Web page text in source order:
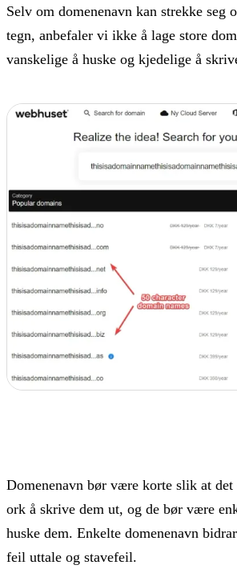
Selv om domenenavn kan strekke seg
tegn, anbefaler vi ikke å lage store
vanskelige å huske og kjedelige å
Domenenavn bør være korte slik at
ork å skrive dem ut, og de bør være
huske dem. Enkelte domenenavn
feil uttale og stavefeil.